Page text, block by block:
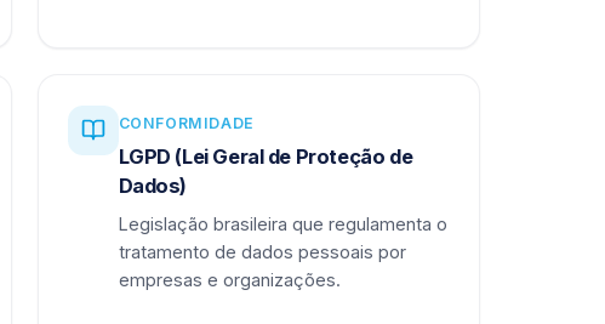
CONFORMIDADE
LGPD (Lei Geral de Proteção de
Dados)
Legislação brasileira que regulamenta o
tratamento de dados pessoais por
empresas e organizações.